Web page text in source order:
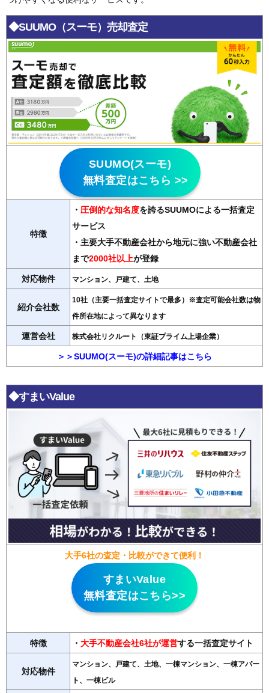
◆SUUMO（スーモ）売却査定
SUUMO(スーモ)
無料査定はこちら >>
特徴
・ 圧倒的な知名度を誇るSUUMOによる一括査定
サービス
・主要大手不動産会社から地元に強い不動産会社
まで2000社以上が登録
対応物件 マンション、戸建て、土地
紹介会社数
10社（主要一括査定サイトで最多）※査定可能会社数は物
件所在地によって異なります
運営会社 株式会社リクルート（東証プライム上場企業）
＞＞SUUMO(スーモ)の詳細記事はこちら
◆すまいValue
大手6社の査定・比較ができて便利！
すまいValue
無料査定はこちら>>
特徴 ・ 大手不動産会社6社が運営する一括査定サイト
対応物件
マンション、戸建て、土地、一棟マンション、一棟アパー
ト、一棟ビル